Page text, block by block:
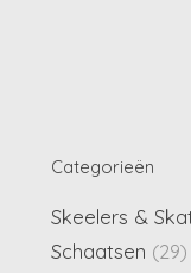
Categorieën
Skeelers &
Schaatsen (29)